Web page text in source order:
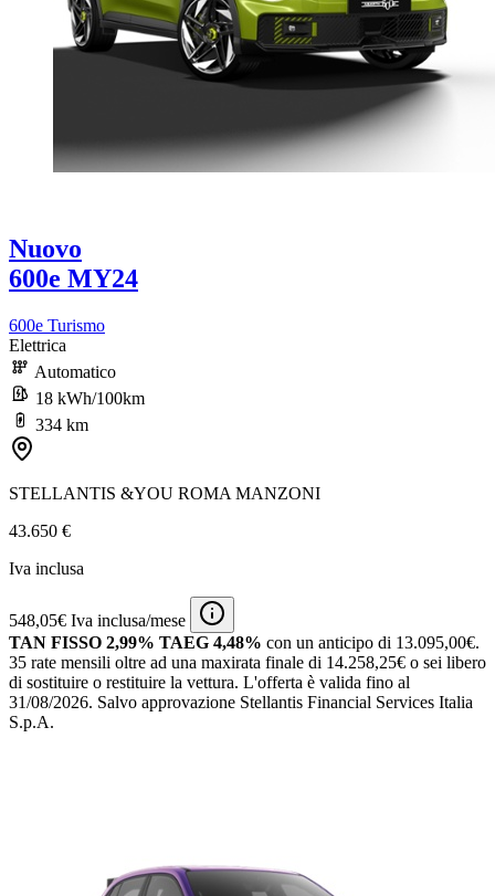
Nuovo
600e MY24
600e Turismo
Elettrica
Automatico
18 kWh/100km
334 km
STELLANTIS &YOU ROMA MANZONI
43.650 €
Iva inclusa
548,05€ Iva inclusa/mese
TAN FISSO 2,99% TAEG 4,48% con un anticipo di 13.095,00€.
35 rate mensili oltre ad una maxirata finale di 14.258,25€ o sei libero
di sostituire o restituire la vettura. L'offerta è valida fino al
31/08/2026. Salvo approvazione Stellantis Financial Services Italia
S.p.A.